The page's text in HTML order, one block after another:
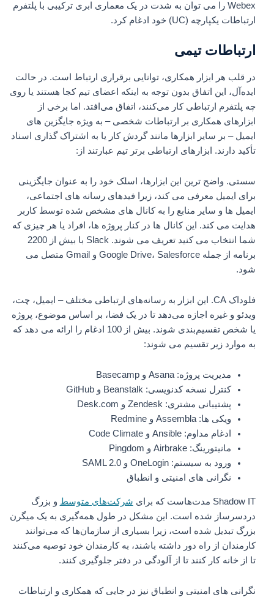
Webex را می توان به شدت در یک معماری ابری ترکیبی با پلتفرم
ارتباطات یکپارچه (UC) خود ادغام کرد.
ارتباطات تیمی
در قلب هر ابزار همکاری، توانایی برقراری ارتباط است. در حالت
ایده‌آل، این اتفاق بدون توجه به اینکه اعضای تیم کجا هستند یا روی
چه پلتفرم ارتباطی کار می‌کنند، اتفاق می‌افتد. اما برخی از
ابزارهای همکاری بر ارتباطات شخصی – به ویژه جایگزین های
ایمیل – بر سایر ابزارها مانند گردش کار یا به اشتراک گذاری اسناد
تأکید دارند. ابزارهای ارتباطی برتر تیم عبارتند از:
سستی. واضح ترین این ابزارها، اسلک خود را به عنوان جایگزینی
برای ایمیل معرفی می کند، زیرا فیدهای رسانه های اجتماعی،
ایمیل ها و سایر منابع را به کانال های مشخص شده توسط کاربر
هدایت می کند. این کانال ها در کنار پروژه ها، افراد یا هر چیزی که
شما انتخاب می کنید تعریف می شوند. Slack با بیش از 2200
برنامه از جمله Google Drive، Salesforce و Gmail متصل می
شود.
فلوداک CA. این ابزار به رسانه‌های ارتباطی مختلف – ایمیل، چت،
ویدئو و غیره اجازه می‌دهد تا در یک فضا، بر اساس موضوع، پروژه
یا شخص تقسیم‌بندی شوند. بیش از 100 ادغام را ارائه می دهد که
به موارد زیر تقسیم می شوند:
مدیریت پروژه: Asana و Basecamp
کنترل نسخه کدنویسی: Beanstalk و GitHub
پشتیبانی مشتری: Zendesk و Desk.com
ویکی ها: Assembla و Redmine
ادغام مداوم: Ansible و Code Climate
مانیتورینگ: Airbrake و Pingdom
ورود به سیستم: OneLogin و SAML 2.0
نگرانی های امنیتی و انطباق
Shadow IT مدت‌هاست که برای شرکت‌های متوسطو بزرگ
دردسرساز شده است. این مشکل در طول همه‌گیری به یک میگرن
بزرگ تبدیل شده است، زیرا بسیاری از سازمان‌ها که می‌توانند
کارمندان از راه دور داشته باشند، به کارمندان خود توصیه می‌کنند
تا از خانه کار کنند تا از آلودگی در دفتر جلوگیری کنند.
نگرانی های امنیتی و انطباق نیز در جایی که همکاری و ارتباطات